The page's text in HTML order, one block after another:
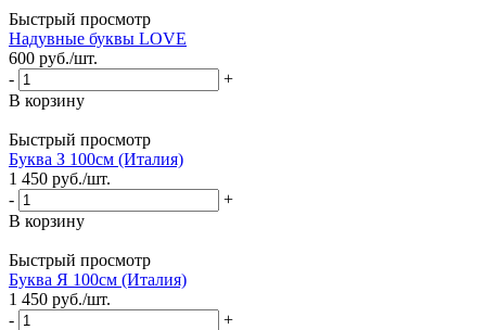
Быстрый просмотр
Надувные буквы LOVE
600 руб./шт.
-
+
В корзину
Быстрый просмотр
Буква З 100см (Италия)
1 450 руб./шт.
-
+
В корзину
Быстрый просмотр
Буква Я 100см (Италия)
1 450 руб./шт.
-
+